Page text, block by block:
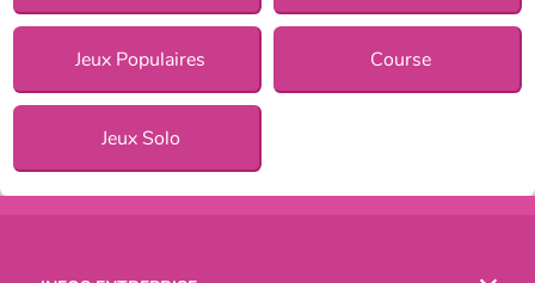
Jeux Populaires Course
Jeux Solo